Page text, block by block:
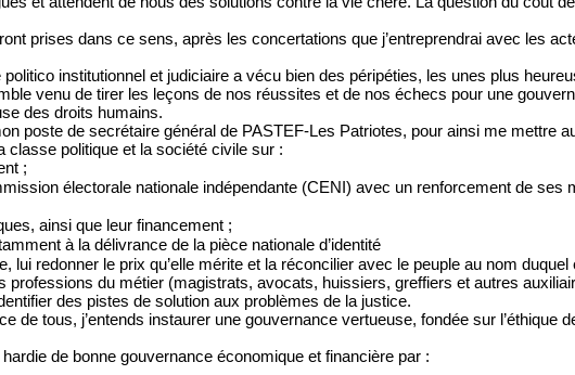
prises dans ce sens, après les concertations que j’entreprendrai avec les
institutionnel et judiciaire a vécu bien des péripéties, les unes plus
venu de tirer les leçons de nos réussites et de nos échecs pour une
des droits humains.
poste de secrétaire général de PASTEF-Les Patriotes, pour ainsi me mettre
classe politique et la société civile sur :
;
électorale nationale indépendante (CENI) avec un renforcement de ses
ainsi que leur financement ;
à la délivrance de la pièce nationale d’identité
lui redonner le prix qu’elle mérite et la réconcilier avec le peuple au nom duquel
professions du métier (magistrats, avocats, huissiers, greffiers et autres
des pistes de solution aux problèmes de la justice.
de tous, j’entends instaurer une gouvernance vertueuse, fondée sur l’éthique
de bonne gouvernance économique et financière par :